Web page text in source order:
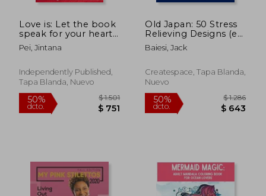
Love is: Let the book
speak for your heart.
(en Inglés)
Pei, Jintana
Independently Published,
Tapa Blanda, Nuevo
Old Japan: 50 Stress
Relieving Designs (en
Inglés)
Baiesi, Jack
Createspace, Tapa Blanda,
Nuevo